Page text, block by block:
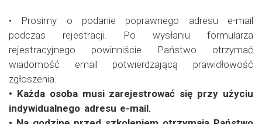
• Prosimy o podanie poprawnego adresu e-mail
podczas rejestracji. Po wysłaniu formularza
rejestracyjnego powinniście Państwo otrzymać
wiadomość email potwierdzającą prawidłowość
zgłoszenia.
• Każda osoba musi zarejestrować się przy użyciu
indywidualnego adresu e-mail.